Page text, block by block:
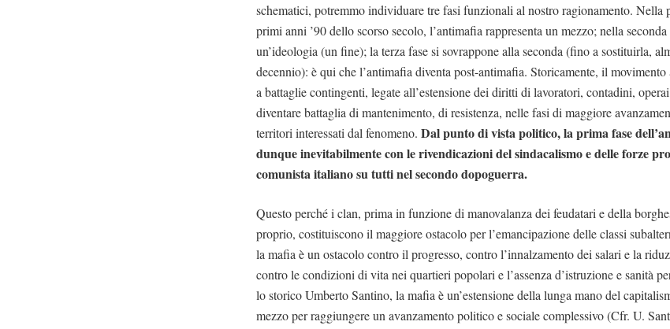
schematici, potremmo individuare tre fasi funzionali al nostro ragionamento. Nella
primi anni ’90 dello scorso secolo, l’antimafia rappresenta un mezzo; nella seconda
un’ideologia (un fine); la terza fase si sovrappone alla seconda (fino a sostituirla,
decennio): è qui che l’antimafia diventa post-antimafia. Storicamente, il
a battaglie contingenti, legate all’estensione dei diritti di lavoratori, contadini,
diventare battaglia di mantenimento, di resistenza, nelle fasi di maggiore
territori interessati dal fenomeno. Dal punto di vista politico, la prima fase
dunque inevitabilmente con le rivendicazioni del sindacalismo e delle forze
comunista italiano su tutti nel secondo dopoguerra.
Questo perché i clan, prima in funzione di manovalanza dei feudatari e della
proprio, costituiscono il maggiore ostacolo per l’emancipazione delle classi
la mafia è un ostacolo contro il progresso, contro l’innalzamento dei salari e la
contro le condizioni di vita nei quartieri popolari e l’assenza d’istruzione e sanità
lo storico Umberto Santino, la mafia è un’estensione della lunga mano del
mezzo per raggiungere un avanzamento politico e sociale complessivo (Cfr. U.